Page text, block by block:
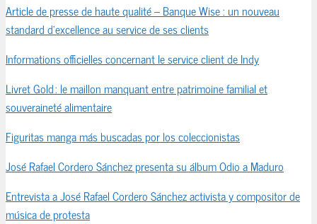
Article de presse de haute qualité – Banque Wise : un nouveau
standard d’excellence au service de ses clients
Informations officielles concernant le service client de Indy
Livret Gold : le maillon manquant entre patrimoine familial et
souveraineté alimentaire
Figuritas manga más buscadas por los coleccionistas
José Rafael Cordero Sánchez presenta su álbum Odio a Maduro
Entrevista a José Rafael Cordero Sánchez activista y compositor de
música de protesta